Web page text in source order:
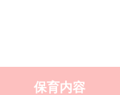
保育内容